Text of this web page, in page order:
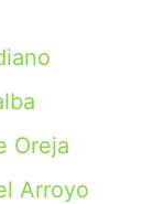
Oreja
Arroyo